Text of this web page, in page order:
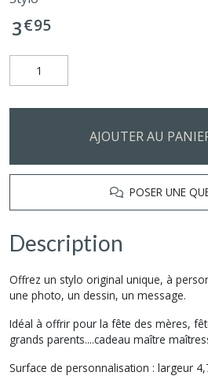
3€95
AJOUTER AU
POSER UNE
Description
Offrez un stylo original unique, à
une photo, un dessin, un message.
Idéal à offrir pour la fête des mères,
grands parents....cadeau maître
Surface de personnalisation : largeur